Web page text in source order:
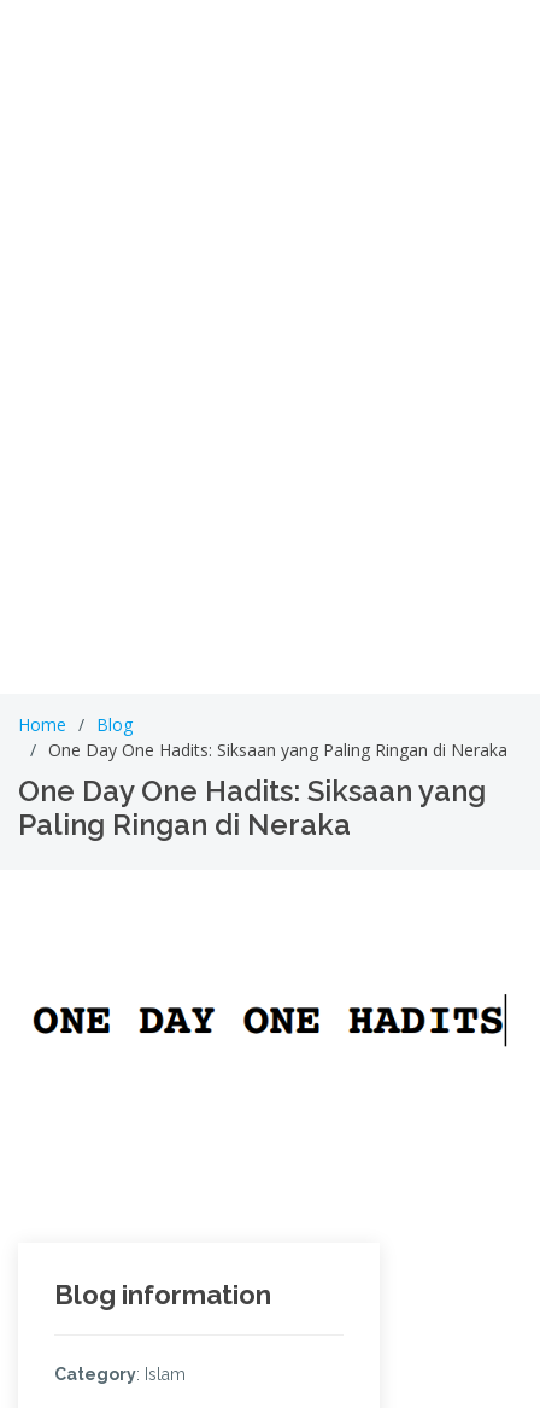
Home
Blog
One Day One Hadits: Siksaan yang Paling Ringan di Neraka
One Day One Hadits: Siksaan yang
Paling Ringan di Neraka
Blog information
Category: Islam